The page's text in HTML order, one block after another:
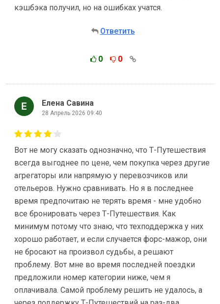
кэшбэка получил, но на ошибках учатся.
Ответить
0 0
Елена Савина
28 Апрель 2026 09:40
Вот не могу сказать однозначно, что Т-Путешествия
всегда выгоднее по цене, чем покупка через другие
агрегаторы или напрямую у перевозчиков или
отельеров. Нужно сравнивать. Но я в последнее
время предпочитаю не терять время - мне удобно
все бронировать через Т-Путешествия. Как
минимум потому что знаю, что техподдержка у них
хорошо работает, и если случается форс-мажор, они
не бросают на произвол судьбы, а решают
проблему. Вот мне во время последней поездки
предложили номер категории ниже, чем я
оплачивала. Самой проблему решить не удалось, а